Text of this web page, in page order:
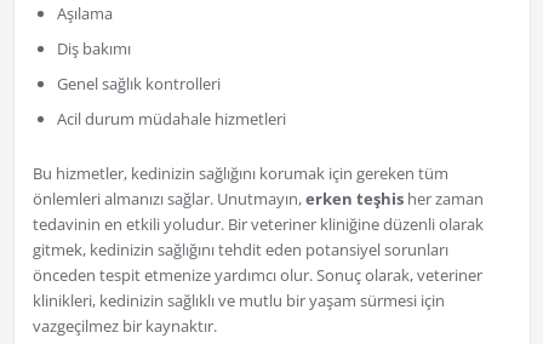
Aşılama
Diş bakımı
Genel sağlık kontrolleri
Acil durum müdahale hizmetleri
Bu hizmetler, kedinizin sağlığını korumak için gereken tüm
önlemleri almanızı sağlar. Unutmayın,erken teşhisher zaman
tedavinin en etkili yoludur. Bir veteriner kliniğine düzenli olarak
gitmek, kedinizin sağlığını tehdit eden potansiyel sorunları
önceden tespit etmenize yardımcı olur. Sonuç olarak, veteriner
klinikleri, kedinizin sağlıklı ve mutlu bir yaşam sürmesi için
vazgeçilmez bir kaynaktır.